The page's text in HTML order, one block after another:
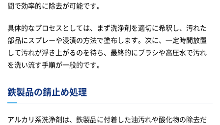
間で効率的に除去が可能です。
具体的なプロセスとしては、まず洗浄剤を適切に希釈し、汚れた
部品にスプレーや浸漬の方法で塗布します。次に、一定時間放置
して汚れが浮き上がるのを待ち、最終的にブラシや高圧水で汚れ
を洗い流す手順が一般的です。
鉄製品の錆止め処理
アルカリ系洗浄剤は、鉄製品に付着した油汚れや酸化物の除去だ